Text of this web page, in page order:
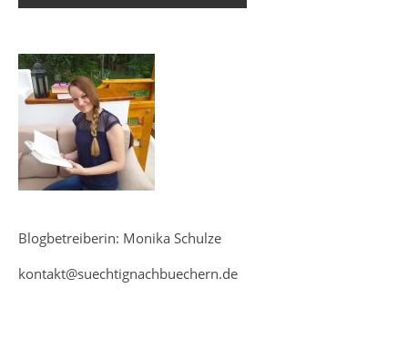
Blogbetreiberin: Monika Schulze
kontakt@suechtignachbuechern.de